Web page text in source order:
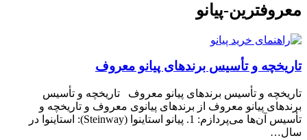
معروفترین-پیانو
تاریخچه و تأسیس برندهای پیانو معروف
تاریخچه و تأسیس برندهای پیانو معروف تاریخچه و تأسیس
برندهای پیانو معروف از برندهای پیانوی معروف و تاریخچه و
تأسیس آن‌ها می‌پردازم: 1. پیانو استاینوا (Steinway): استاینوا در
سال…